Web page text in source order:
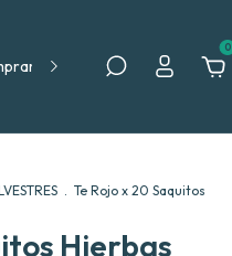
Política de Devolución
0
. Te Rojo x 20 Saquitos
Hierbas